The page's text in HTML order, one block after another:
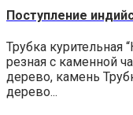
Поступление
Трубка курительная
резная с каменной
дерево, камень
дерево...